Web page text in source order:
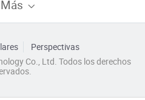
Perspectivas
Co., Ltd. Todos los derechos